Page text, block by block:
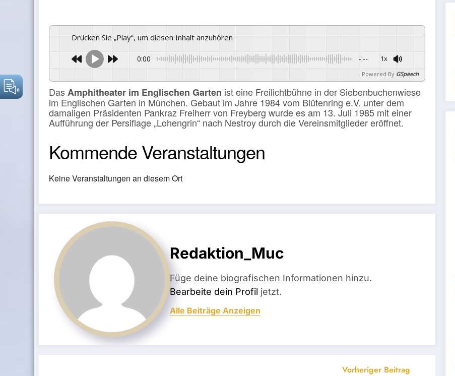
Drücken Sie „Play“, um diesen Inhalt anzuhören
0:00 -:-- 1x
Powered By GSpeech
DasAmphitheater im Englischen Garten ist eine Freilichtbühne in der Siebenbuchenwiese
im Englischen Garten in München. Gebaut im Jahre 1984 vom Blütenring e.V. unter dem
damaligen Präsidenten Pankraz Freiherr von Freyberg wurde es am 13. Juli 1985 mit einer
Aufführung der Persiflage „Lohengrin“ nach Nestroy durch die Vereinsmitglieder eröffnet.
Kommende Veranstaltungen
Keine Veranstaltungen an diesem Ort
Redaktion_Muc
Füge deine biografischen Informationen hinzu.
Bearbeite dein Profil jetzt.
Alle Beiträge Anzeigen
Vorheriger Beitrag